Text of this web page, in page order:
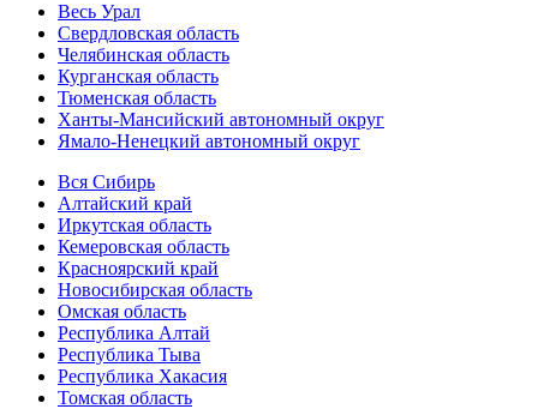
Весь Урал
Свердловская область
Челябинская область
Курганская область
Тюменская область
Ханты-Мансийский автономный округ
Ямало-Ненецкий автономный округ
Вся Сибирь
Алтайский край
Иркутская область
Кемеровская область
Красноярский край
Новосибирская область
Омская область
Республика Алтай
Республика Тыва
Республика Хакасия
Томская область